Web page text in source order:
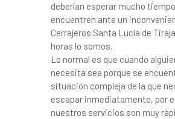
deberían esperar mucho
encuentren ante un
Cerrajeros Santa Lucía de
horas lo somos.
Lo normal es que cuando
necesita sea porque se
situación compleja de la que
escapar inmediatamente, por
nuestros servicios son muy